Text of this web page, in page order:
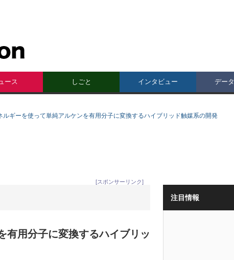
ース しごと インタビュー デー
ルギーを使って単純アルケンを有用分子に変換するハイブリッド触媒系の開発
[スポンサーリンク]
有用分子に変換するハイブリッ
注目情報